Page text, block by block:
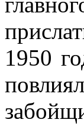
1950